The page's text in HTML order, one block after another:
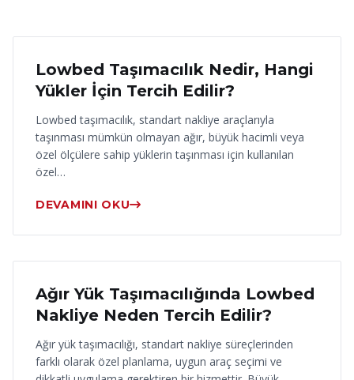
18 Haziran 2026
Lowbed Taşımacılık Nedir, Hangi
Yükler İçin Tercih Edilir?
Lowbed taşımacılık, standart nakliye araçlarıyla
taşınması mümkün olmayan ağır, büyük hacimli veya
özel ölçülere sahip yüklerin taşınması için kullanılan
özel…
DEVAMINI OKU
17 Haziran 2026
Ağır Yük Taşımacılığında Lowbed
Nakliye Neden Tercih Edilir?
Ağır yük taşımacılığı, standart nakliye süreçlerinden
farklı olarak özel planlama, uygun araç seçimi ve